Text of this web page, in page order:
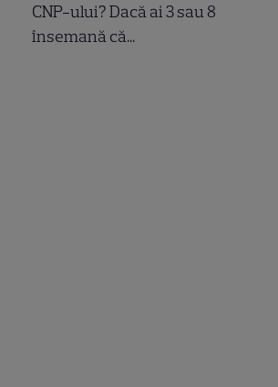
CNP-ului? Dacă ai 3 sau 8
însemană că...